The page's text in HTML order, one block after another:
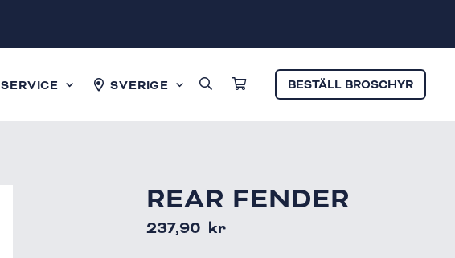
SERVICE SVERIGE BESTÄLL BROSCHYR
REAR FENDER
237,90 kr